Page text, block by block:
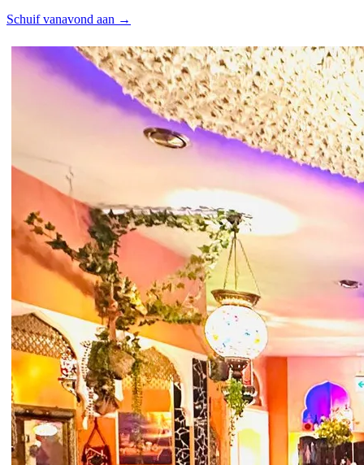
Schuif vanavond aan →